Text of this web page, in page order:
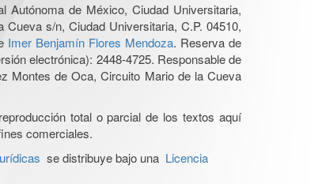
Autónoma de México, Ciudad Universitaria,
s/n, Ciudad Universitaria, C.P. 04510,
Imer Benjamín Flores Mendoza. Reserva de
electrónica): 2448-4725. Responsable de
Montes de Oca, Circuito Mario de la Cueva
total o parcial de los textos aquí
comerciales.
se distribuye bajo una Licencia